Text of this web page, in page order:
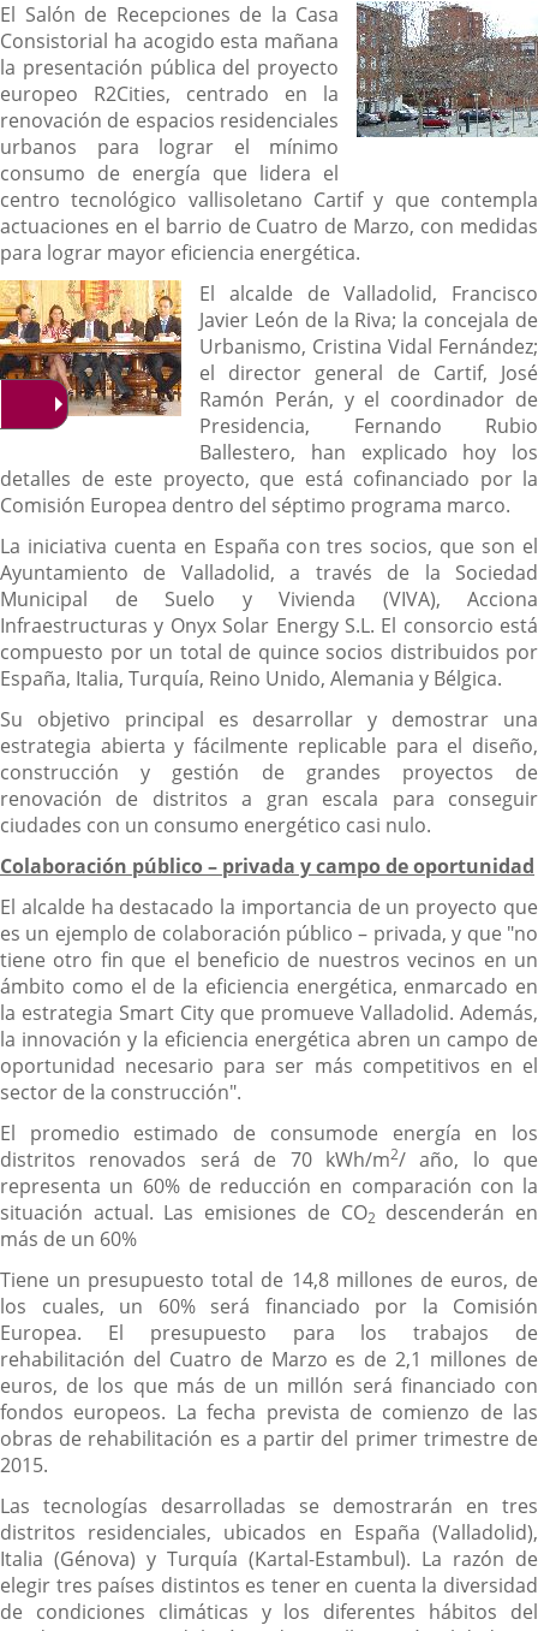
El Salón de Recepciones de la Casa
Consistorial ha acogido esta mañana
la presentación pública del proyecto
europeo R2Cities, centrado en la
renovación de espacios residenciales
urbanos para lograr el mínimo
consumo de energía que lidera el
centro tecnológico vallisoletano Cartif y que contempla
actuaciones en el barrio de Cuatro de Marzo, con medidas
para lograr mayor eficiencia energética.
El alcalde de Valladolid, Francisco
Javier León de la Riva; la concejala de
Urbanismo, Cristina Vidal Fernández;
el director general de Cartif, José
Ramón Perán, y el coordinador de
Presidencia, Fernando Rubio
Ballestero, han explicado hoy los
detalles de este proyecto, que está cofinanciado por la
Comisión Europea dentro del séptimo programa marco.
La iniciativa cuenta en España con tres socios, que son el
Ayuntamiento de Valladolid, a través de la Sociedad
Municipal de Suelo y Vivienda (VIVA), Acciona
Infraestructuras y Onyx Solar Energy S.L. El consorcio está
compuesto por un total de quince socios distribuidos por
España, Italia, Turquía, Reino Unido, Alemania y Bélgica.
Su objetivo principal es desarrollar y demostrar una
estrategia abierta y fácilmente replicable para el diseño,
construcción y gestión de grandes proyectos de
renovación de distritos a gran escala para conseguir
ciudades con un consumo energético casi nulo.
Colaboración público – privada y campo de oportunidad
El alcalde ha destacado la importancia de un proyecto que
es un ejemplo de colaboración público – privada, y que "no
tiene otro fin que el beneficio de nuestros vecinos en un
ámbito como el de la eficiencia energética, enmarcado en
la estrategia Smart City que promueve Valladolid. Además,
la innovación y la eficiencia energética abren un campo de
oportunidad necesario para ser más competitivos en el
sector de la construcción".
El promedio estimado de consumode energía en los
distritos renovados será de 70 kWh/m2/ año, lo que
representa un 60% de reducción en comparación con la
situación actual. Las emisiones de CO2 descenderán en
más de un 60%
Tiene un presupuesto total de 14,8 millones de euros, de
los cuales, un 60% será financiado por la Comisión
Europea. El presupuesto para los trabajos de
rehabilitación del Cuatro de Marzo es de 2,1 millones de
euros, de los que más de un millón será financiado con
fondos europeos. La fecha prevista de comienzo de las
obras de rehabilitación es a partir del primer trimestre de
2015.
Las tecnologías desarrolladas se demostrarán en tres
distritos residenciales, ubicados en España (Valladolid),
Italia (Génova) y Turquía (Kartal-Estambul). La razón de
elegir tres países distintos es tener en cuenta la diversidad
de condiciones climáticas y los diferentes hábitos del